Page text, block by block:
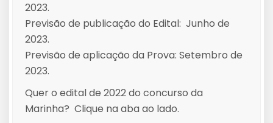
2023.
Previsão de publicação do Edital: Junho de
2023.
Previsão de aplicação da Prova: Setembro de
2023.
Quer o edital de 2022 do concurso da
Marinha? Clique na aba ao lado.